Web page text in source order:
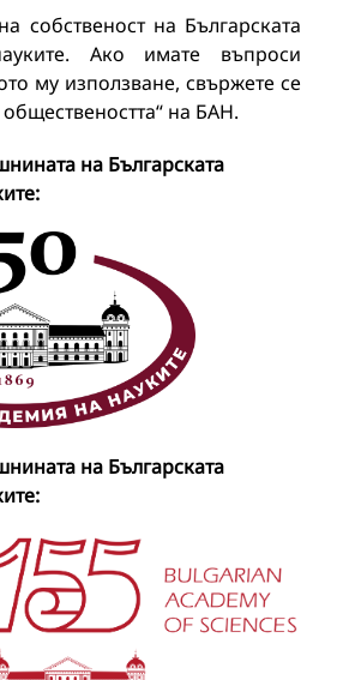
собственост на Българската
Ако имате въпроси
му използване, свържете се
на БАН.
на Българската
на Българската